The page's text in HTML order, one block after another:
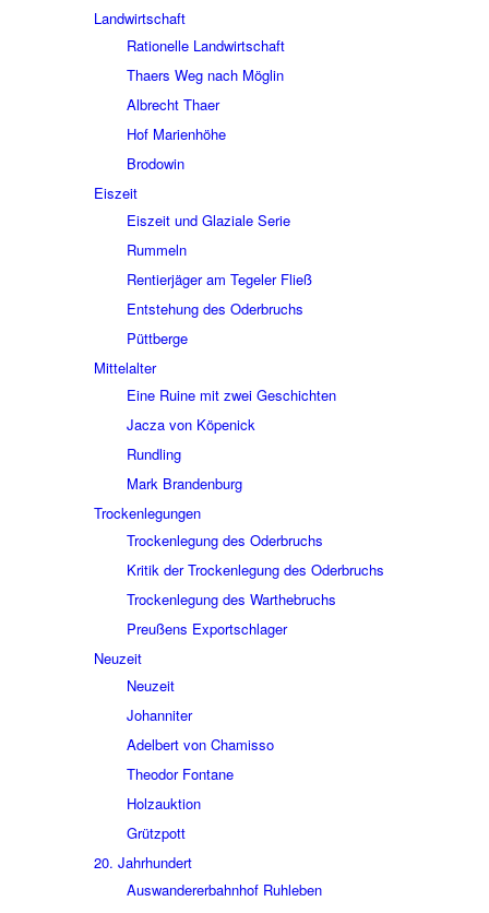
Land­wirt­schaft
Ratio­nelle Land­wirt­schaft
Thaers Weg nach Möglin
Albrecht Thaer
Hof Mari­en­höhe
Brodo­win
Eiszeit
Eiszeit und Glaziale Serie
Rummeln
Rentier­jä­ger am Tege­ler Fließ
Entste­hung des Oder­bruchs
Pütt­berge
Mittel­al­ter
Eine Ruine mit zwei Geschich­ten
Jacza von Köpe­nick
Rund­ling
Mark Bran­den­burg
Trocken­le­gun­gen
Trocken­le­gung des Oder­bruchs
Kritik der Trocken­le­gung des Oder­bruchs
Trocken­le­gung des Wart­he­bruchs
Preu­ßens Export­schla­ger
Neuzeit
Neuzeit
Johan­ni­ter
Adel­bert von Chamisso
Theo­dor Fontane
Holz­auk­tion
Grütz­pott
20. Jahr­hun­dert
Auswan­de­rer­bahn­hof Ruhle­ben